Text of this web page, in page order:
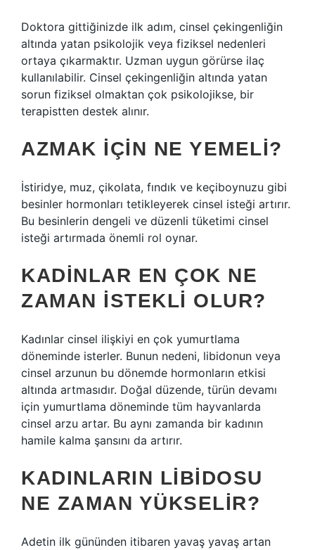
Doktora gittiğinizde ilk adım, cinsel çekingenliğin
altında yatan psikolojik veya fiziksel nedenleri
ortaya çıkarmaktır. Uzman uygun görürse ilaç
kullanılabilir. Cinsel çekingenliğin altında yatan
sorun fiziksel olmaktan çok psikolojikse, bir
terapistten destek alınır.
AZMAK IÇIN NE YEMELI?
İstiridye, muz, çikolata, fındık ve keçiboynuzu gibi
besinler hormonları tetikleyerek cinsel isteği artırır.
Bu besinlerin dengeli ve düzenli tüketimi cinsel
isteği artırmada önemli rol oynar.
KADINLAR EN ÇOK NE
ZAMAN ISTEKLI OLUR?
Kadınlar cinsel ilişkiyi en çok yumurtlama
döneminde isterler. Bunun nedeni, libidonun veya
cinsel arzunun bu dönemde hormonların etkisi
altında artmasıdır. Doğal düzende, türün devamı
için yumurtlama döneminde tüm hayvanlarda
cinsel arzu artar. Bu aynı zamanda bir kadının
hamile kalma şansını da artırır.
KADINLARIN LIBIDOSU
NE ZAMAN YÜKSELIR?
Adetin ilk gününden itibaren yavaş yavaş artan